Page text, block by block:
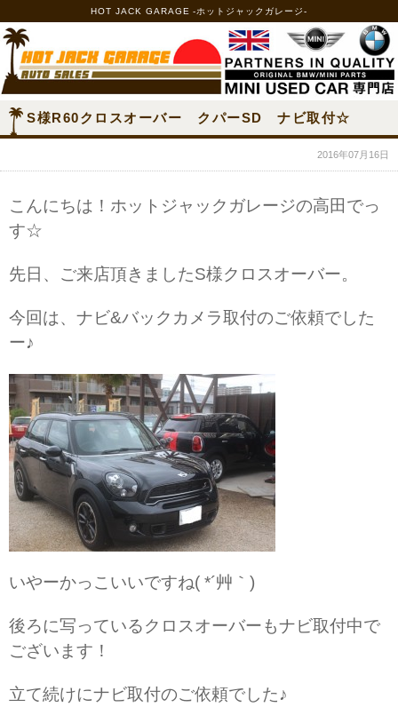
HOT JACK GARAGE -ホットジャックガレージ-
S様R60クロスオーバー クパーSD ナビ取付☆
2016年07月16日
こんにちは！ホットジャックガレージの高田でっ
す☆
先日、ご来店頂きましたS様クロスオーバー。
今回は、ナビ&バックカメラ取付のご依頼でした
ー♪
いやーかっこいいですね( *´艸｀)
後ろに写っているクロスオーバーもナビ取付中で
ございます！
立て続けにナビ取付のご依頼でした♪